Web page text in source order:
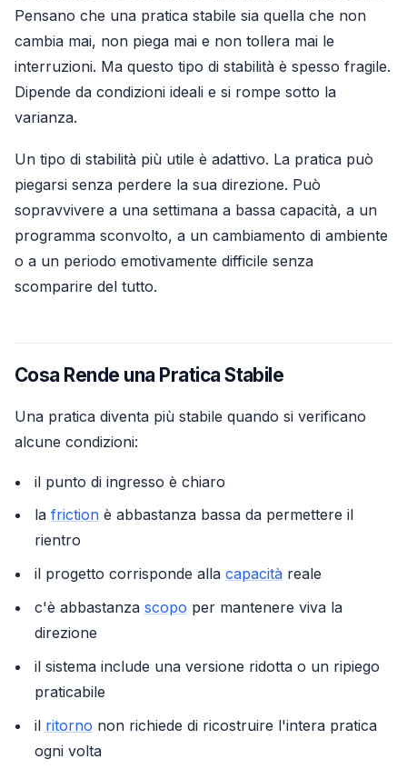
Pensano che una pratica stabile sia quella che non
cambia mai, non piega mai e non tollera mai le
interruzioni. Ma questo tipo di stabilità è spesso fragile.
Dipende da condizioni ideali e si rompe sotto la
varianza.
Un tipo di stabilità più utile è adattivo. La pratica può
piegarsi senza perdere la sua direzione. Può
sopravvivere a una settimana a bassa capacità, a un
programma sconvolto, a un cambiamento di ambiente
o a un periodo emotivamente difficile senza
scomparire del tutto.
Cosa Rende una Pratica Stabile
Una pratica diventa più stabile quando si verificano
alcune condizioni:
il punto di ingresso è chiaro
la frictionè abbastanza bassa da permettere il
rientro
il progetto corrisponde alla capacitàreale
c'è abbastanza scopo per mantenere viva la
direzione
il sistema include una versione ridotta o un ripiego
praticabile
il ritorno non richiede di ricostruire l'intera pratica
ogni volta